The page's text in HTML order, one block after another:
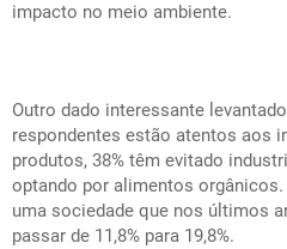
impacto no meio ambiente.
Outro dado interessante
respondentes estão atentos aos
produtos, 38% têm evitado
optando por alimentos
uma sociedade que nos últimos
passar de 11,8% para 19,8%.